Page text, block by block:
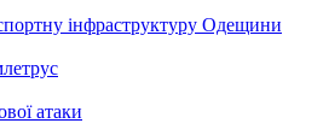
інфраструктуру Одещини
атаки